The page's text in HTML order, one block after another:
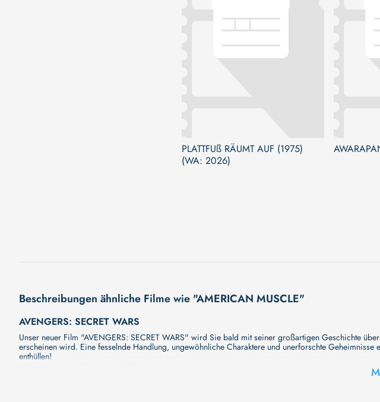
PLATTFUß RÄUMT AUF (1975)
(WA: 2026)
Beschreibungen ähnliche Filme wie "AMERICAN MUSCLE"
AVENGERS: SECRET WARS
Unser neuer Film "AVENGERS: SECRET WARS" wird Sie bald mit seiner großartigen Geschichte
erscheinen wird. Eine fesselnde Handlung, ungewöhnliche Charaktere und unerforschte
enthüllen!